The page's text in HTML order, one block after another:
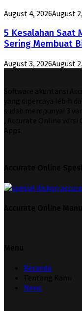
August 4, 2026August
5 Kesalahan Saat
Sering Membuat
August 3, 2026August
Beranda
News